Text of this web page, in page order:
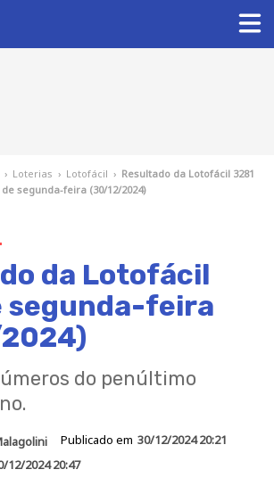
› Loterias › Lotofácil › Resultado da Lotofácil 3281
de segunda-feira (30/12/2024)
da Lotofácil
segunda-feira
do penúltimo
Publicado em 30/12/2024 20:21
12/2024 20:47